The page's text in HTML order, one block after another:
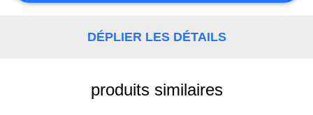
DÉPLIER LES DÉTAILS
produits similaires